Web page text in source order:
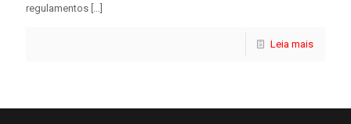
regulamentos […]
Leia mais